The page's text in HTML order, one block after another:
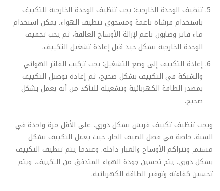
تنظيف الوحدة الخارجية: يجب تنظيف الوحدة الخارجية للتكييف
باستخدام فرشاة ناعمة ومسحوق تنظيف الهواء. يمكن استخدام
ماء فاتر وصابون ناعم لإزالة الأوساخ العالقة، ثم يجب تجفيف
الوحدة الخارجية بشكل جيد قبل إعادة تشغيل التكييف.
إعادة التكييف إلى وضع التشغيل: يجب تركيب الفلتر الهوائي
والشبكة في التكييف بشكل صحيح، ثم إعادة توصيل التكييف
بمصدر الطاقة الكهربائية وتشغيله للتأكد من أنه يعمل بشكل
صحيح.
ويجب تنظيف تكييف فريش بشكل دوري، على الأقل مرة واحدة في
السنة، خاصة في فصل الصيف الحار، حيث يعمل التكييف بشكل
مستمر وتتراكم الأوساخ والغبار داخله. وعندما يتم تنظيف التكييف
بشكل دوري، يتم تحسين جودة الهواء المتدفق من التكييف، ويتم
تحسين كفاءته وتوفير الطاقة الكهربائية.